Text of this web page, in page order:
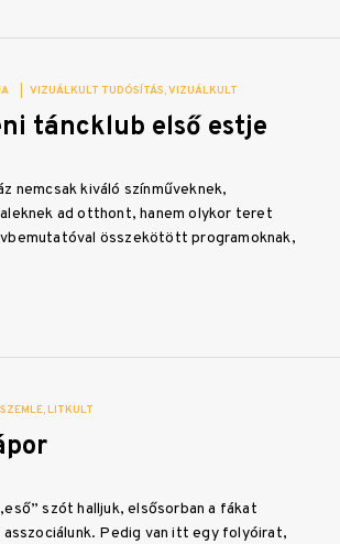
VIZUÁLKULT TUDÓSÍTÁS VIZUÁLKULT
táncklub első estje
nemcsak kiváló színműveknek,
ad otthont, hanem olykor teret
összekötött programoknak,
SZEMLE LITKULT
szót halljuk, elsősorban a fákat
Pedig van itt egy folyóirat,